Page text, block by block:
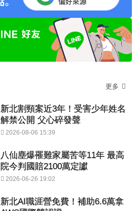
更多
新北割頸案近3年！受害少年姓名
解禁公開 父心碎發聲
2026-08-06 15:39
八仙塵爆罹難家屬苦等11年 最高
院今判國賠2100萬定讞
2026-06-26 19:02
新北AI職涯營免費！補助6.6萬拿